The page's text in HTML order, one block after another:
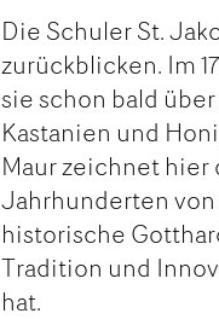
Die Schuler St.
zurückblicken. Im
sie schon bald
Kastanien und
Maur zeichnet
Jahrhunderten
historische
Tradition und
hat.